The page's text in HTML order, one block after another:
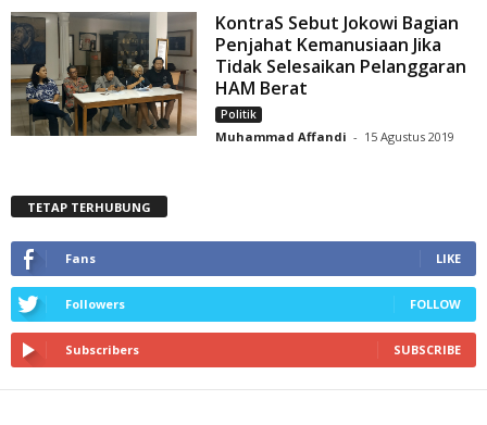
KontraS Sebut Jokowi Bagian
Penjahat Kemanusiaan Jika
Tidak Selesaikan Pelanggaran
HAM Berat
Politik
Muhammad Affandi - 15 Agustus 2019
TETAP TERHUBUNG
Fans LIKE
Followers FOLLOW
Subscribers SUBSCRIBE